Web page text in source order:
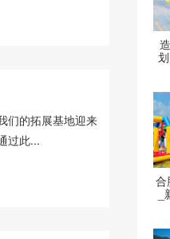
们的拓展基地迎来
过此...
合